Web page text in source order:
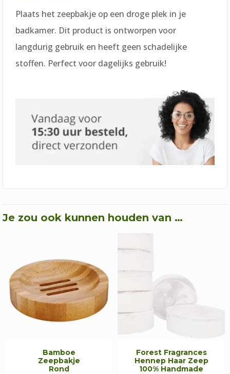
Plaats het zeepbakje op een droge plek in je
badkamer. Dit product is ontworpen voor
langdurig gebruik en heeft geen schadelijke
stoffen. Perfect voor dagelijks gebruik!
Je zou ook kunnen houden van …
Bamboe
Zeepbakje
Rond
Forest Fragrances
Hennep Haar Zeep
100% Handmade